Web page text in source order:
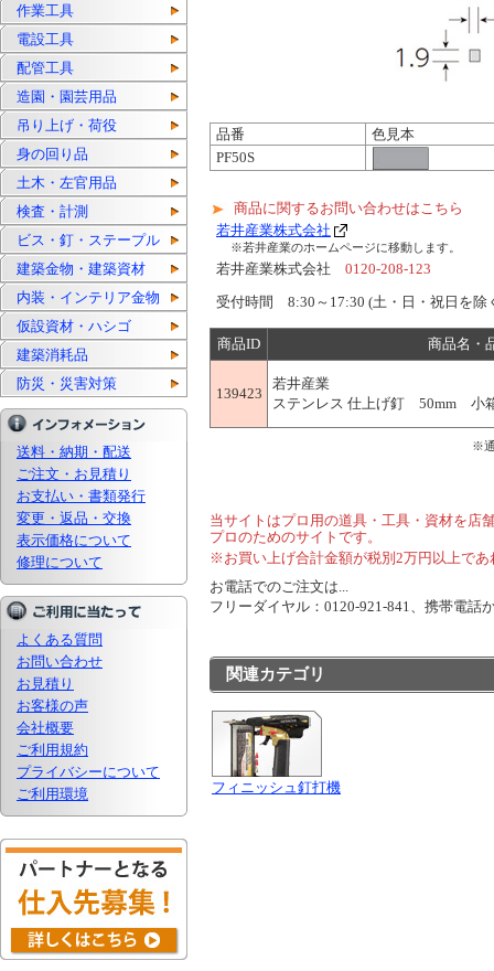
作業工具
電設工具
配管工具
造園・園芸用品
吊り上げ・荷役
身の回り品
土木・左官用品
検査・計測
ビス・釘・ステープル
建築金物・建築資材
内装・インテリア金物
仮設資材・ハシゴ
建築消耗品
防災・災害対策
送料・納期・配送
ご注文・お見積り
お支払い・書類発行
変更・返品・交換
表示価格について
修理について
よくある質問
お問い合わせ
お見積り
お客様の声
会社概要
ご利用規約
プライバシーについて
ご利用環境
品番
色見本
PF50S
商品に関するお問い合わせはこちら
若井産業株式会社
※若井産業のホームページに移動します。
若井産業株式会社 0120-208-123
受付時間 8:30～17:30 (土・日・祝日を除
商品ID 商品名・
139423
若井産業
ステンレス 仕上げ釘 50mm 小
※
当サイトはプロ用の道具・工具・資材を店
プロのためのサイトです。
※お買い上げ合計金額が税別2万円以上で
お電話でのご注文は...
フリーダイヤル：0120-921-841、携帯電
関連カテゴリ
フィニッシュ釘打機